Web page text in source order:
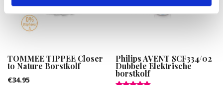
TOMMEE TIPPEE Closer
to Nature Borstkolf
€34.95
Philips AVENT SCF334/02
Dubbele Elektrische
borstkolf